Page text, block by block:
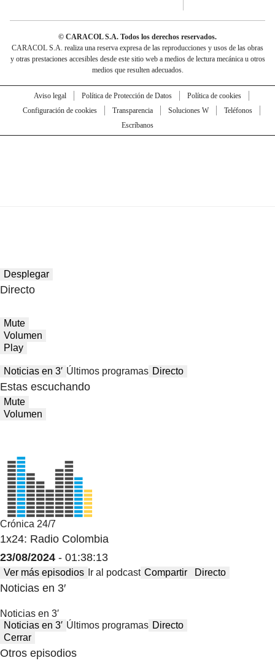
© CARACOL S.A. Todos los derechos reservados.
CARACOL S.A. realiza una reserva expresa de las reproducciones y usos de las obras
y otras prestaciones accesibles desde este sitio web a medios de lectura mecánica u otros
medios que resulten adecuados.
Aviso legal Política de Protección de Datos
Política de cookies
Configuración de cookies
Transparencia Soluciones W
Teléfonos
Escríbanos
Desplegar
Directo
Mute
Volumen
Play
Noticias en 3′ Últimos programas Directo
Estas escuchando
Mute
Volumen
Crónica 24/7
1x24: Radio Colombia
23/08/2024 - 01:38:13
Ver más episodios Ir al podcast Compartir Directo
Noticias en 3′
Noticias en 3′
Noticias en 3′ Últimos programas Directo
Cerrar
Otros episodios